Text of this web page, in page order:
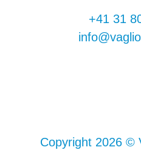
+41 31
Copyright 2026 ©